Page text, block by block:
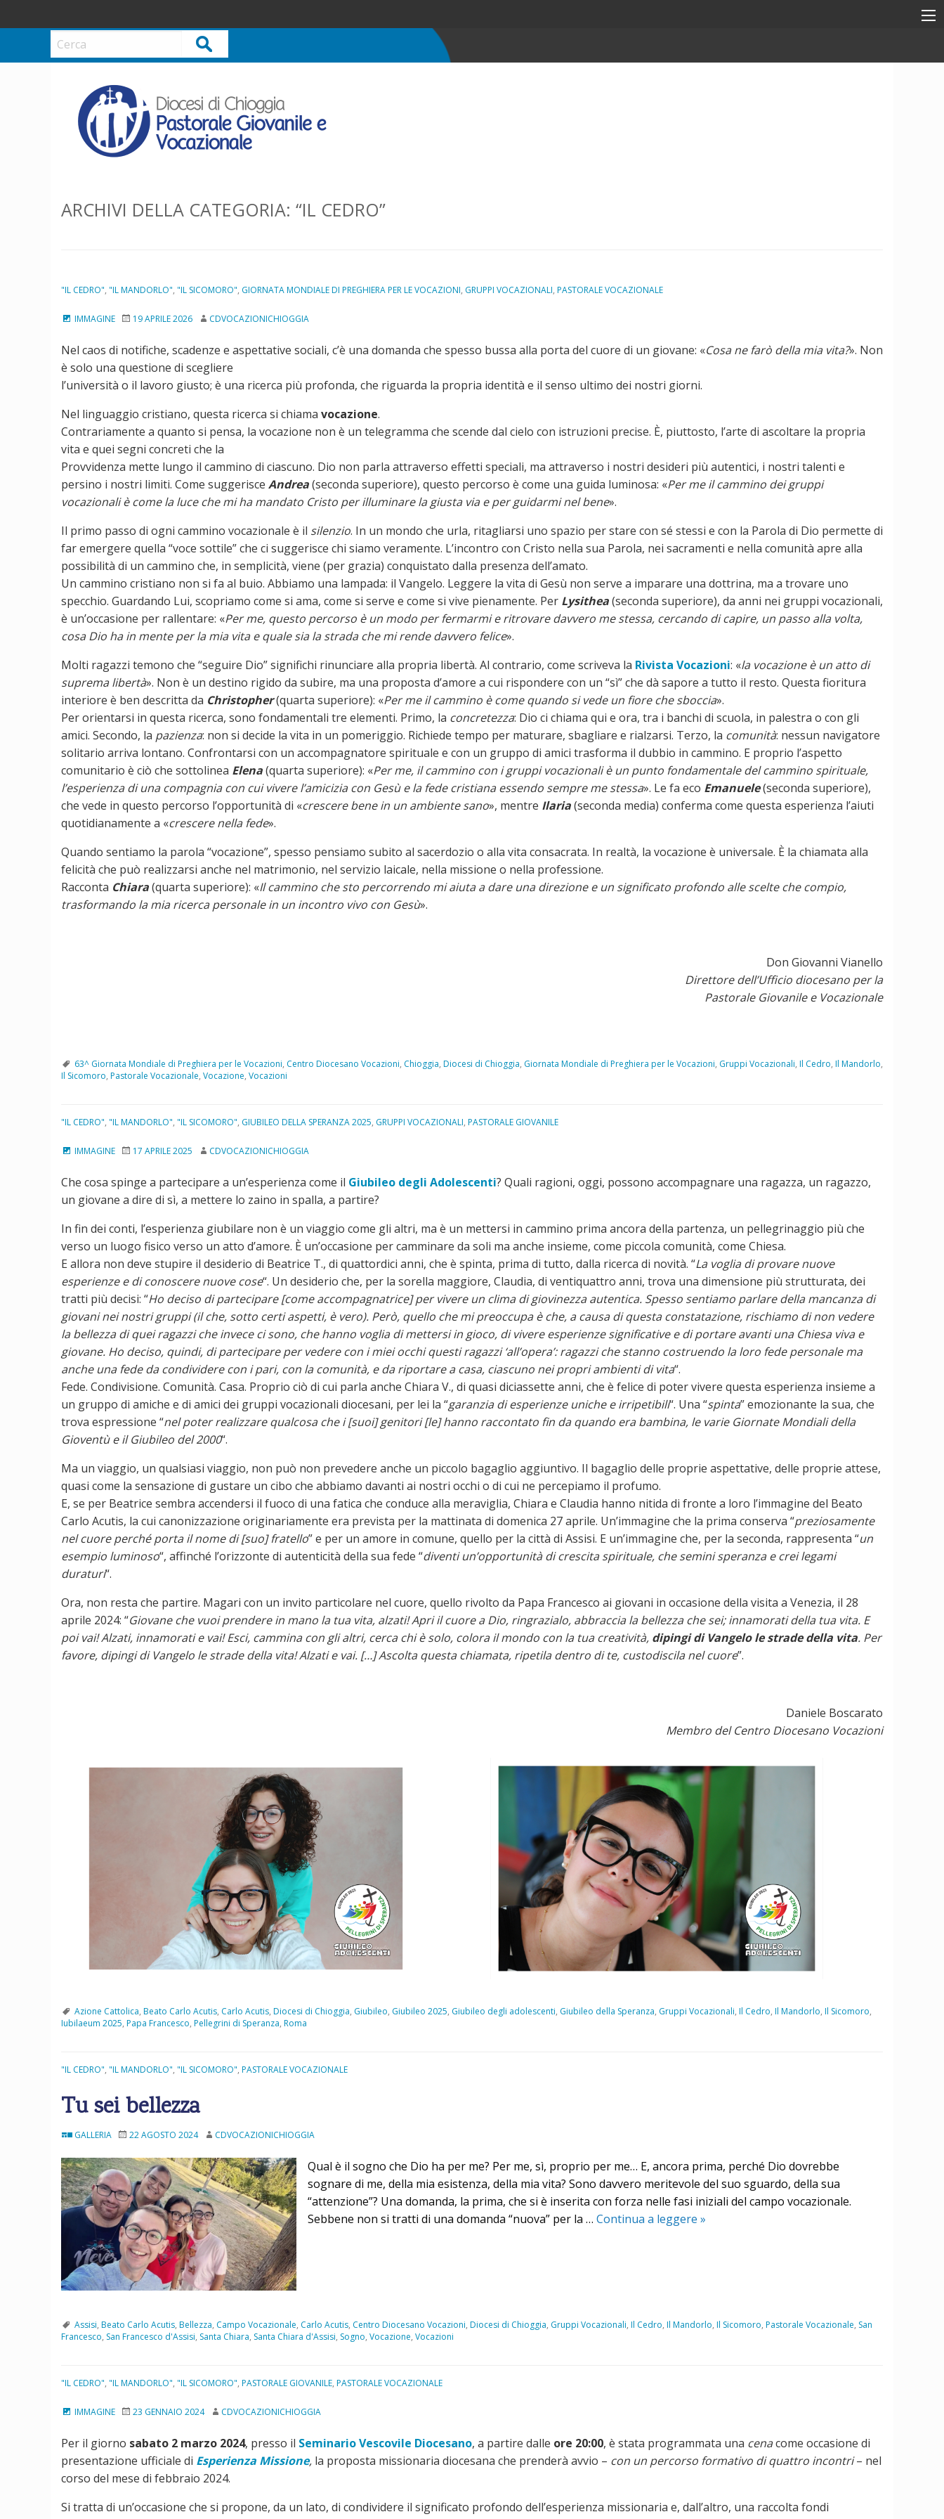
k
p
Cerca
ARCHIVI DELLA CATEGORIA: “IL CEDRO”
"IL CEDRO", "IL MANDORLO", "IL SICOMORO", GIORNATA MONDIALE DI PREGHIERA PER LE VOCAZIONI, GRUPPI VOCAZIONALI, PASTORALE VOCAZIONALE
IMMAGINE 19 APRILE 2026 CDVOCAZIONICHIOGGIA
Nel caos di notifiche, scadenze e aspettative sociali, c’è una domanda che spesso bussa alla porta del cuore di un giovane: «Cosa ne farò della mia vita?». Non
è solo una questione di scegliere
l’università o il lavoro giusto; è una ricerca più profonda, che riguarda la propria identità e il senso ultimo dei nostri giorni.
Nel linguaggio cristiano, questa ricerca si chiama vocazione.
Contrariamente a quanto si pensa, la vocazione non è un telegramma che scende dal cielo con istruzioni precise. È, piuttosto, l’arte di ascoltare la propria
vita e quei segni concreti che la
Provvidenza mette lungo il cammino di ciascuno. Dio non parla attraverso effetti speciali, ma attraverso i nostri desideri più autentici, i nostri talenti e
persino i nostri limiti. Come suggerisce Andrea(seconda superiore), questo percorso è come una guida luminosa: «Per me il cammino dei gruppi
vocazionali è come la luce che mi ha mandato Cristo per illuminare la giusta via e per guidarmi nel bene».
Il primo passo di ogni cammino vocazionale è il silenzio. In un mondo che urla, ritagliarsi uno spazio per stare con sé stessi e con la Parola di Dio permette di
far emergere quella “voce sottile” che ci suggerisce chi siamo veramente. L’incontro con Cristo nella sua Parola, nei sacramenti e nella comunità apre alla
possibilità di un cammino che, in semplicità, viene (per grazia) conquistato dalla presenza dell’amato.
Un cammino cristiano non si fa al buio. Abbiamo una lampada: il Vangelo. Leggere la vita di Gesù non serve a imparare una dottrina, ma a trovare uno
specchio. Guardando Lui, scopriamo come si ama, come si serve e come si vive pienamente. Per Lysithea(seconda superiore), da anni nei gruppi vocazionali,
è un’occasione per rallentare: «Per me, questo percorso è un modo per fermarmi e ritrovare davvero me stessa, cercando di capire, un passo alla volta,
cosa Dio ha in mente per la mia vita e quale sia la strada che mi rende davvero felice».
Molti ragazzi temono che “seguire Dio” significhi rinunciare alla propria libertà. Al contrario, come scriveva la Rivista Vocazioni: «la vocazione è un atto di
suprema libertà». Non è un destino rigido da subire, ma una proposta d’amore a cui rispondere con un “sì” che dà sapore a tutto il resto. Questa fioritura
interiore è ben descritta da Christopher(quarta superiore): «Per me il cammino è come quando si vede un fiore che sboccia».
Per orientarsi in questa ricerca, sono fondamentali tre elementi. Primo, la concretezza: Dio ci chiama qui e ora, tra i banchi di scuola, in palestra o con gli
amici. Secondo, la pazienza: non si decide la vita in un pomeriggio. Richiede tempo per maturare, sbagliare e rialzarsi. Terzo, la comunità: nessun navigatore
solitario arriva lontano. Confrontarsi con un accompagnatore spirituale e con un gruppo di amici trasforma il dubbio in cammino. E proprio l’aspetto
comunitario è ciò che sottolinea Elena(quarta superiore): «Per me, il cammino con i gruppi vocazionali è un punto fondamentale del cammino spirituale,
l’esperienza di una compagnia con cui vivere l’amicizia con Gesù e la fede cristiana essendo sempre me stessa». Le fa eco Emanuele(seconda superiore),
che vede in questo percorso l’opportunità di «crescere bene in un ambiente sano», mentre Ilaria(seconda media) conferma come questa esperienza l’aiuti
quotidianamente a «crescere nella fede».
Quando sentiamo la parola “vocazione”, spesso pensiamo subito al sacerdozio o alla vita consacrata. In realtà, la vocazione è universale. È la chiamata alla
felicità che può realizzarsi anche nel matrimonio, nel servizio laicale, nella missione o nella professione.
Racconta Chiara(quarta superiore): «Il cammino che sto percorrendo mi aiuta a dare una direzione e un significato profondo alle scelte che compio,
trasformando la mia ricerca personale in un incontro vivo con Gesù».
Don Giovanni Vianello
Direttore dell’Ufficio diocesano per la
Pastorale Giovanile e Vocazionale
63^ Giornata Mondiale di Preghiera per le Vocazioni, Centro Diocesano Vocazioni, Chioggia, Diocesi di Chioggia, Giornata Mondiale di Preghiera per le Vocazioni, Gruppi Vocazionali, Il Cedro, Il Mandorlo,
Il Sicomoro, Pastorale Vocazionale, Vocazione, Vocazioni
"IL CEDRO", "IL MANDORLO", "IL SICOMORO", GIUBILEO DELLA SPERANZA 2025, GRUPPI VOCAZIONALI, PASTORALE GIOVANILE
IMMAGINE 17 APRILE 2025 CDVOCAZIONICHIOGGIA
Che cosa spinge a partecipare a un’esperienza come il Giubileo degli Adolescenti? Quali ragioni, oggi, possono accompagnare una ragazza, un ragazzo,
un giovane a dire di sì, a mettere lo zaino in spalla, a partire?
In fin dei conti, l’esperienza giubilare non è un viaggio come gli altri, ma è un mettersi in cammino prima ancora della partenza, un pellegrinaggio più che
verso un luogo fisico verso un atto d’amore. È un’occasione per camminare da soli ma anche insieme, come piccola comunità, come Chiesa.
E allora non deve stupire il desiderio di Beatrice T., di quattordici anni, che è spinta, prima di tutto, dalla ricerca di novità. “La voglia di provare nuove
esperienze e di conoscere nuove cose“. Un desiderio che, per la sorella maggiore, Claudia, di ventiquattro anni, trova una dimensione più strutturata, dei
tratti più decisi: “Ho deciso di partecipare [come accompagnatrice] per vivere un clima di giovinezza autentica. Spesso sentiamo parlare della mancanza di
giovani nei nostri gruppi (il che, sotto certi aspetti, è vero). Però, quello che mi preoccupa è che, a causa di questa constatazione, rischiamo di non vedere
la bellezza di quei ragazzi che invece ci sono, che hanno voglia di mettersi in gioco, di vivere esperienze significative e di portare avanti una Chiesa viva e
giovane. Ho deciso, quindi, di partecipare per vedere con i miei occhi questi ragazzi ‘all’opera’: ragazzi che stanno costruendo la loro fede personale ma
anche una fede da condividere con i pari, con la comunità, e da riportare a casa, ciascuno nei propri ambienti di vita“.
Fede. Condivisione. Comunità. Casa. Proprio ciò di cui parla anche Chiara V., di quasi diciassette anni, che è felice di poter vivere questa esperienza insieme a
un gruppo di amiche e di amici dei gruppi vocazionali diocesani, per lei la “garanzia di esperienze uniche e irripetibili“. Una “spinta” emozionante la sua, che
trova espressione “nel poter realizzare qualcosa che i [suoi] genitori [le] hanno raccontato fin da quando era bambina, le varie Giornate Mondiali della
Gioventù e il Giubileo del 2000“.
Ma un viaggio, un qualsiasi viaggio, non può non prevedere anche un piccolo bagaglio aggiuntivo. Il bagaglio delle proprie aspettative, delle proprie attese,
quasi come la sensazione di gustare un cibo che abbiamo davanti ai nostri occhi o di cui ne percepiamo il profumo.
E, se per Beatrice sembra accendersi il fuoco di una fatica che conduce alla meraviglia, Chiara e Claudia hanno nitida di fronte a loro l’immagine del Beato
Carlo Acutis, la cui canonizzazione originariamente era prevista per la mattinata di domenica 27 aprile. Un’immagine che la prima conserva “preziosamente
nel cuore perché porta il nome di [suo] fratello” e per un amore in comune, quello per la città di Assisi. E un’immagine che, per la seconda, rappresenta “un
esempio luminoso“, affinché l’orizzonte di autenticità della sua fede “diventi un’opportunità di crescita spirituale, che semini speranza e crei legami
duraturi“.
Ora, non resta che partire. Magari con un invito particolare nel cuore, quello rivolto da Papa Francesco ai giovani in occasione della visita a Venezia, il 28
aprile 2024: “Giovane che vuoi prendere in mano la tua vita, alzati! Apri il cuore a Dio, ringrazialo, abbraccia la bellezza che sei; innamorati della tua vita. E
poi vai! Alzati, innamorati e vai! Esci, cammina con gli altri, cerca chi è solo, colora il mondo con la tua creatività, dipingi di Vangelo le strade della vita. Per
favore, dipingi di Vangelo le strade della vita! Alzati e vai. […] Ascolta questa chiamata, ripetila dentro di te, custodiscila nel cuore”.
Daniele Boscarato
Membro del Centro Diocesano Vocazioni
Azione Cattolica, Beato Carlo Acutis, Carlo Acutis, Diocesi di Chioggia, Giubileo, Giubileo 2025, Giubileo degli adolescenti, Giubileo della Speranza, Gruppi Vocazionali, Il Cedro, Il Mandorlo, Il Sicomoro,
Iubilaeum 2025, Papa Francesco, Pellegrini di Speranza, Roma
"IL CEDRO", "IL MANDORLO", "IL SICOMORO", PASTORALE VOCAZIONALE
Tu sei bellezza
GALLERIA 22 AGOSTO 2024 CDVOCAZIONICHIOGGIA
Qual è il sogno che Dio ha per me? Per me, sì, proprio per me… E, ancora prima, perché Dio dovrebbe
sognare di me, della mia esistenza, della mia vita? Sono davvero meritevole del suo sguardo, della sua
“attenzione”? Una domanda, la prima, che si è inserita con forza nelle fasi iniziali del campo vocazionale.
Sebbene non si tratti di una domanda “nuova” per la … Continua a leggere T
e
»
Assisi, Beato Carlo Acutis, Bellezza, Campo Vocazionale, Carlo Acutis, Centro Diocesano Vocazioni, Diocesi di Chioggia, Gruppi Vocazionali, Il Cedro, Il Mandorlo, Il Sicomoro, Pastorale Vocazionale, San
Francesco, San Francesco d'Assisi, Santa Chiara, Santa Chiara d'Assisi, Sogno, Vocazione, Vocazioni
"IL CEDRO", "IL MANDORLO", "IL SICOMORO", PASTORALE GIOVANILE, PASTORALE VOCAZIONALE
IMMAGINE 23 GENNAIO 2024 CDVOCAZIONICHIOGGIA
Per il giorno sabato 2 marzo 2024, presso il Seminario Vescovile Diocesano, a partire dalle ore 20:00, è stata programmata una cenacome occasione di
presentazione ufficiale di Esperienza Missione, la proposta missionaria diocesana che prenderà avvio – con un percorso formativo di quattro incontri– nel
corso del mese di febbraio 2024.
Si tratta di un’occasione che si propone, da un lato, di condividere il significato profondo dell’esperienza missionaria e, dall’altro, una raccolta fondi